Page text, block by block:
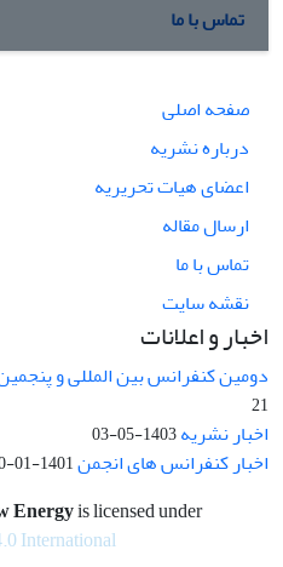
تماس با ما
صفحه اصلی
درباره نشریه
اعضای هیات تحریریه
ارسال مقاله
تماس با ما
نقشه سایت
اخبار و اعلانات
دومین کنفرانس بین المللی و
21
اخبار نشریه1403-05-03
اخبار کنفرانس های انجمن1401-01-10
Energyis licensed under
International